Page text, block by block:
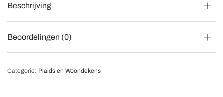
Beschrijving
Beoordelingen (0)
Categorie: Plaids en Woondekens